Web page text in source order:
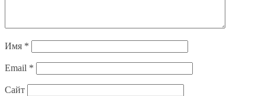
Имя *
Email *
Сайт